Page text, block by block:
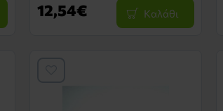
12,54€ Καλάθι